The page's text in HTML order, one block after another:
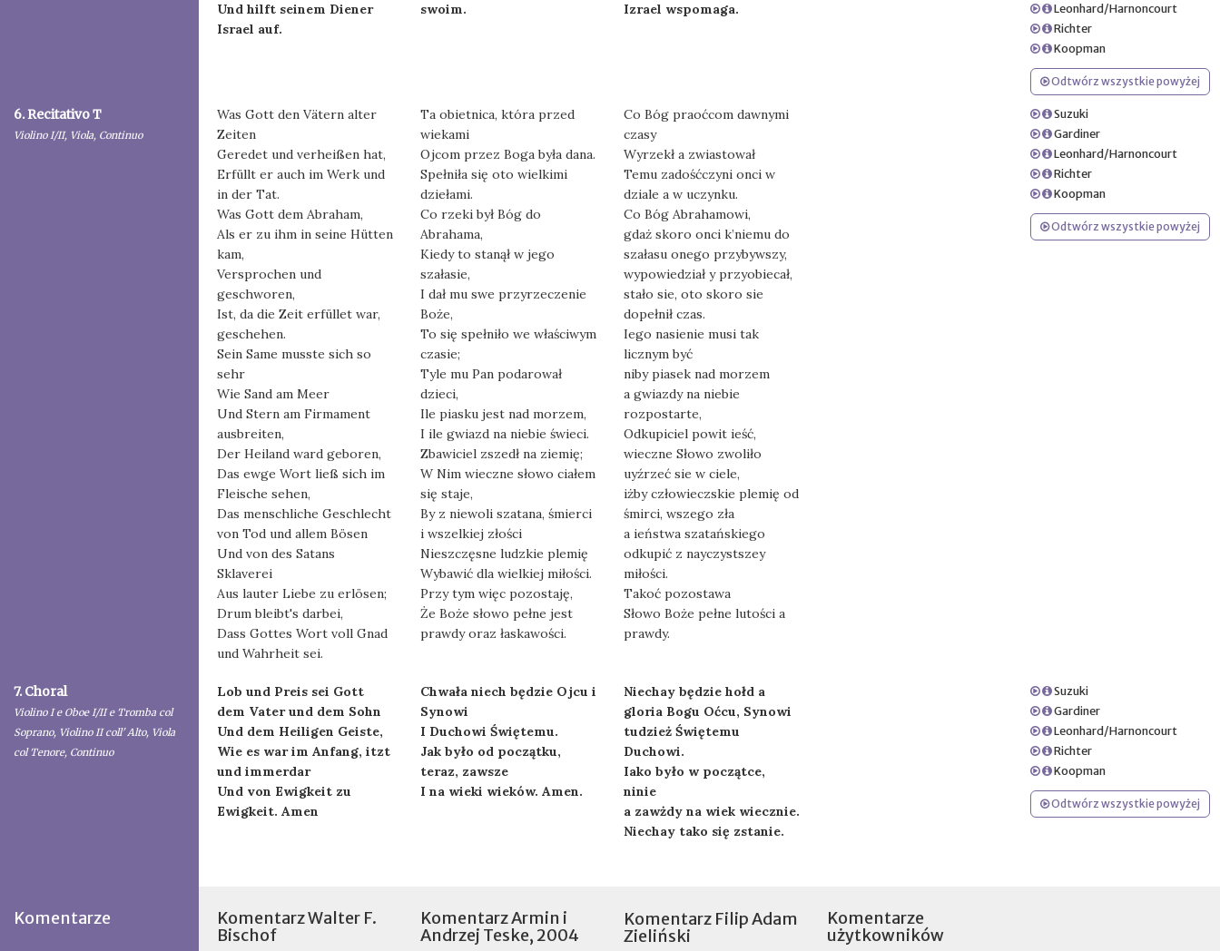
Und hilft seinem Diener
Israel auf.
swoim.
Izrael wspomaga.
Leonhard/Harnoncourt
Richter
Koopman
Odtwórz wszystkie powyżej
6. Recitativo T
Violino I/II, Viola, Continuo
Was Gott den Vätern alter
Zeiten
Geredet und verheißen hat,
Erfüllt er auch im Werk und
in der Tat.
Was Gott dem Abraham,
Als er zu ihm in seine Hütten
kam,
Versprochen und
geschworen,
Ist, da die Zeit erfüllet war,
geschehen.
Sein Same musste sich so
sehr
Wie Sand am Meer
Und Stern am Firmament
ausbreiten,
Der Heiland ward geboren,
Das ewge Wort ließ sich im
Fleische sehen,
Das menschliche Geschlecht
von Tod und allem Bösen
Und von des Satans
Sklaverei
Aus lauter Liebe zu erlösen;
Drum bleibt's darbei,
Dass Gottes Wort voll Gnad
und Wahrheit sei.
Ta obietnica, która przed
wiekami
Ojcom przez Boga była dana.
Spełniła się oto wielkimi
dziełami.
Co rzeki był Bóg do
Abrahama,
Kiedy to stanął w jego
szałasie,
I dał mu swe przyrzeczenie
Boże,
To się spełniło we właściwym
czasie;
Tyle mu Pan podarował
dzieci,
Ile piasku jest nad morzem,
I ile gwiazd na niebie świeci.
Zbawiciel zszedł na ziemię;
W Nim wieczne słowo ciałem
się staje,
By z niewoli szatana, śmierci
i wszelkiej złości
Nieszczęsne ludzkie plemię
Wybawić dla wielkiej miłości.
Przy tym więc pozostaję,
Że Boże słowo pełne jest
prawdy oraz łaskawości.
Co Bóg praoćcom dawnymi
czasy
Wyrzekł a zwiastował
Temu zadośćczyni onci w
dziale a w uczynku.
Co Bóg Abrahamowi,
gdaż skoro onci k’niemu do
szałasu onego przybywszy,
wypowiedział y przyobiecał,
stało sie, oto skoro sie
dopełnił czas.
Iego nasienie musi tak
licznym być
niby piasek nad morzem
a gwiazdy na niebie
rozpostarte,
Odkupiciel powit ieść,
wieczne Słowo zwoliło
uyźrzeć sie w ciele,
iżby człowieczskie plemię od
śmirci, wszego zła
a ieństwa szatańskiego
odkupić z nayczystszey
miłości.
Takoć pozostawa
Słowo Boże pełne lutości a
prawdy.
Suzuki
Gardiner
Leonhard/Harnoncourt
Richter
Koopman
Odtwórz wszystkie powyżej
7. Choral
Violino I e Oboe I/II e Tromba col
Soprano, Violino II coll' Alto, Viola
col Tenore, Continuo
Lob und Preis sei Gott
dem Vater und dem Sohn
Und dem Heiligen Geiste,
Wie es war im Anfang, itzt
und immerdar
Und von Ewigkeit zu
Ewigkeit. Amen
Chwała niech będzie Ojcu i
Synowi
I Duchowi Świętemu.
Jak było od początku,
teraz, zawsze
I na wieki wieków. Amen.
Niechay będzie hołd a
gloria Bogu Oćcu, Synowi
tudzież Świętemu
Duchowi.
Iako było w początce,
ninie
a zawżdy na wiek wiecznie.
Niechay tako się zstanie.
Suzuki
Gardiner
Leonhard/Harnoncourt
Richter
Koopman
Odtwórz wszystkie powyżej
Komentarze
Komentarz Walter F.
Bischof
Komentarz Armin i
Andrzej Teske, 2004
Komentarz Filip Adam
Zieliński
Komentarze
użytkowników